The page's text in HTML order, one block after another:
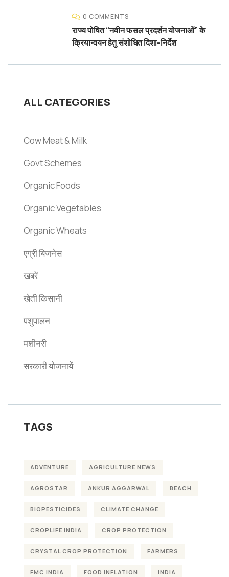
0 COMMENTS
राज्य पोषित “नवीन फसल प्रदर्शन योजनाओं” के
क्रियान्वयन हेतु संशोधित दिशा-निर्देश
ALL CATEGORIES
Cow Meat & Milk
Govt Schemes
Organic Foods
Organic Vegetables
Organic Wheats
एग्री बिजनेस
खबरें
खेती किसानी
पशुपालन
मशीनरी
सरकारी योजनायें
TAGS
ADVENTURE AGRICULTURE NEWS
AGROSTAR ANKUR AGGARWAL BEACH
BIOPESTICIDES CLIMATE CHANGE
CROPLIFE INDIA CROP PROTECTION
CRYSTAL CROP PROTECTION FARMERS
FMC INDIA FOOD INFLATION INDIA